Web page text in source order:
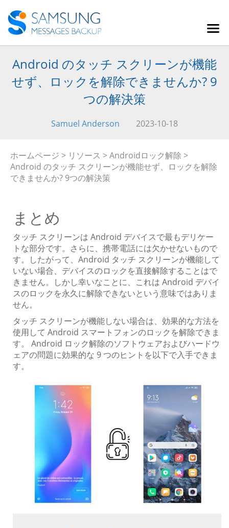
Android のタッチ スクリーンが機能
せず、ロックを解除できませんか? 9
つの解決策
Samuel Anderson 2023-10-18
ホームページ > リソース >Androidロック解除 >
Android のタッチ スクリーンが機能せず、ロックを解除
できませんか? 9つの解決策
まとめ
タッチ スクリーンは Android デバイスで最もデリケー
トな部分です。さらに、携帯電話には欠かせないもので
す。したがって、Android タッチ スクリーンが機能して
いない場合、デバイスのロックを直接解除することはで
きません。しかし幸いなことに、これは Android デバイ
スのロックを永久に解除できないという意味ではありま
せん。
タッチ スクリーンが機能しない場合は、効果的な方法を
使用して Android スマートフォンのロックを解除できま
す。 Android ロック解除のソフトウェアおよびハードウ
ェアの問題に効果的な 9 つのヒントを以下で入手できま
す。